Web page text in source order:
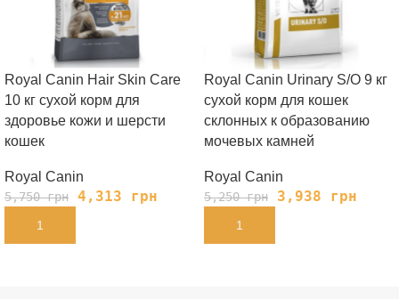
Royal Canin Hair Skin Care
10 кг сухой корм для
здоровье кожи и шерсти
кошек
Royal Canin
5,750грн 4,313 грн
В КОРЗИНУ
Royal Canin Urinary S/O 9 кг
сухой корм для кошек
склонных к образованию
мочевых камней
Royal Canin
5,250грн 3,938 грн
В КОРЗИНУ